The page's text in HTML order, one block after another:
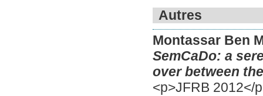
Autres
Montassar Ben
SemCaDo: a
over between
<p>JFRB 2012</